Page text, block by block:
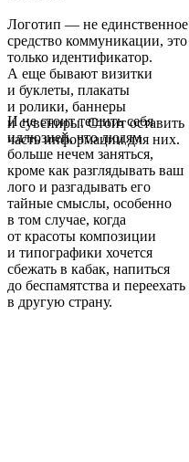
Логотип — не единственное
средство коммуникации, это
только идентификатор.
А еще бывают визитки
и буклеты, плакаты
и ролики, баннеры
и сувениры. Стоит оставить
часть информации для них.
И не стоит тешить себя
иллюзией, что людям
больше нечем заняться,
кроме как разглядывать ваш
лого и разгадывать его
тайные смыслы, особенно
в том случае, когда
от красоты композиции
и типографики хочется
сбежать в кабак, напиться
до беспамятства и переехать
в другую страну.